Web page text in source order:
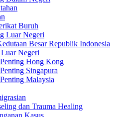
Buruh
Luar Negeri
Besar Republik Indonesia
Negeri
Hong Kong
Singapura
Malaysia
dan Trauma Healing
Kasus